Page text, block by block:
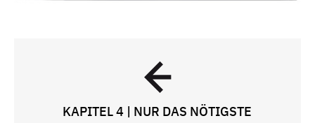
KAPITEL 4 | NUR DAS NÖTIGSTE